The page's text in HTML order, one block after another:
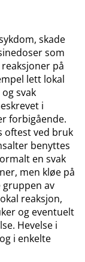
skade
som
på
lett lokal
svak
i
forbigående.
oftest ved bruk
benyttes
en svak
men kløe på
av
reaksjon,
og eventuelt
Hevelse i
i enkelte